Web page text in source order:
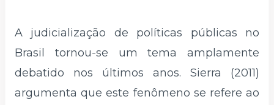
A judicialização de políticas públicas no
Brasil tornou-se um tema amplamente
debatido nos últimos anos. Sierra (2011)
argumenta que este fenômeno se refere ao